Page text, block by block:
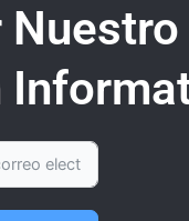
Nuestro